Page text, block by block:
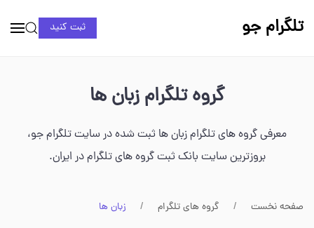
تلگرام جو ثبت کنید
گروه تلگرام زبان ها
معرفی گروه های تلگرام زبان ها ثبت شده در سایت تلگرام جو،
بروزترین سایت بانک ثبت گروه های تلگرام در ایران.
صفحه نخست گروه های تلگرام زبان ها